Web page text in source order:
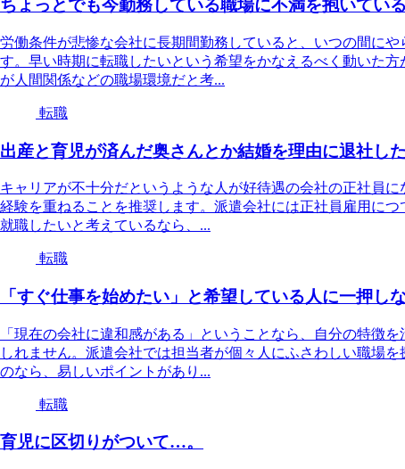
ちょっとでも今勤務している職場に不満を抱いてい
労働条件が悲惨な会社に長期間勤務していると、いつの間に
す。早い時期に転職したいという希望をかなえるべく動いた
が人間関係などの職場環境だと考...
転職
出産と育児が済んだ奥さんとか結婚を理由に退社し
キャリアが不十分だというような人が好待遇の会社の正社員
経験を重ねることを推奨します。派遣会社には正社員雇用に
就職したいと考えているなら、...
転職
「すぐ仕事を始めたい」と希望している人に一押し
「現在の会社に違和感がある」ということなら、自分の特徴
しれません。派遣会社では担当者が個々人にふさわしい職場
のなら、易しいポイントがあり...
転職
育児に区切りがついて…。